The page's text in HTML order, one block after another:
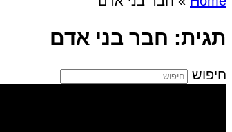
תגית: חבר בני אדם
חיפוש